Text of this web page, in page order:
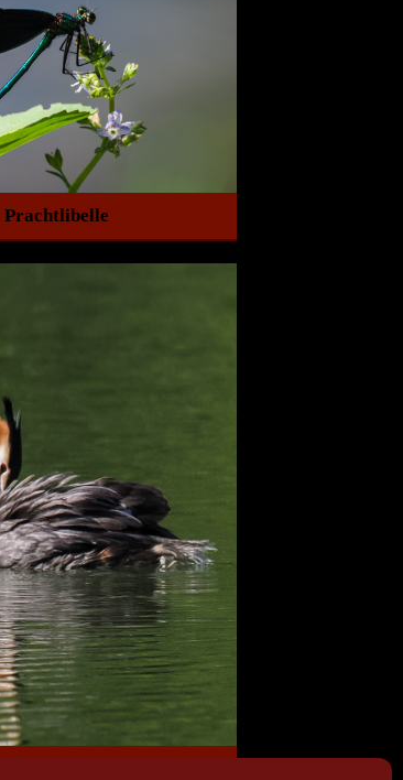
Prachtlibelle